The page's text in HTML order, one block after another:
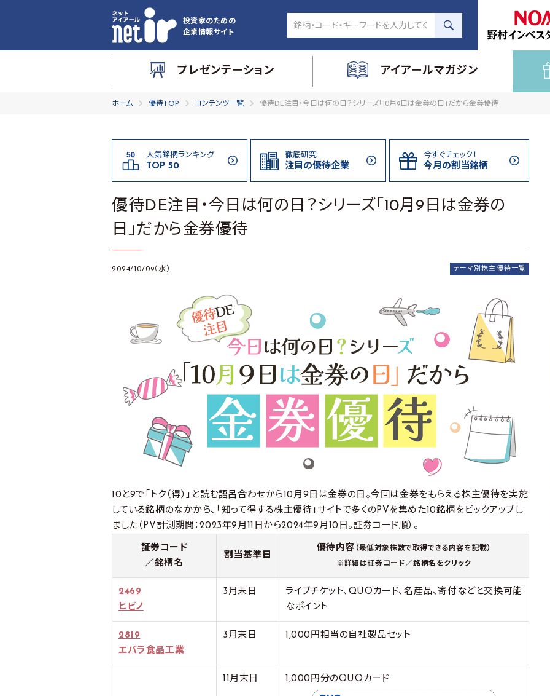
投資家のための
企業情報サイト
プレゼンテーション アイアールマガジン
ホーム 優待TOP コンテンツ一覧 優待DE注目・今日は何の日？シリーズ「10月9日は金券の日」だから金券優待
人気銘柄ランキング
TOP 50
徹底研究
注目の優待企業
今すぐチェック！
今月の割当銘柄
優待DE注目・今日は何の日？シリーズ「10月9日は金券の
日」だから金券優待
2024/10/09（水） テーマ別株主優待一覧
10と9で「トク（得）」と読む語呂合わせから10月9日は金券の日。今回は金券をもらえる株主優待を実施
している銘柄のなかから、「知って得する株主優待」サイトで多くのPVを集めた10銘柄をピックアップし
ました（PV計測期間：2023年9月11日から2024年9月10日。証券コード順）。
証券コード
／銘柄名
割当基準日
優待内容 （最低対象株数で取得できる内容を記載）
※詳細は証券コード／銘柄名をクリック
2469
ヒビノ
3月末日
ライブチケット、QUOカード、名産品、寄付などと交換可能
なポイント
2819
エバラ食品工業
3月末日 1,000円相当の自社製品セット
11月末日 1,000円分のQUOカード